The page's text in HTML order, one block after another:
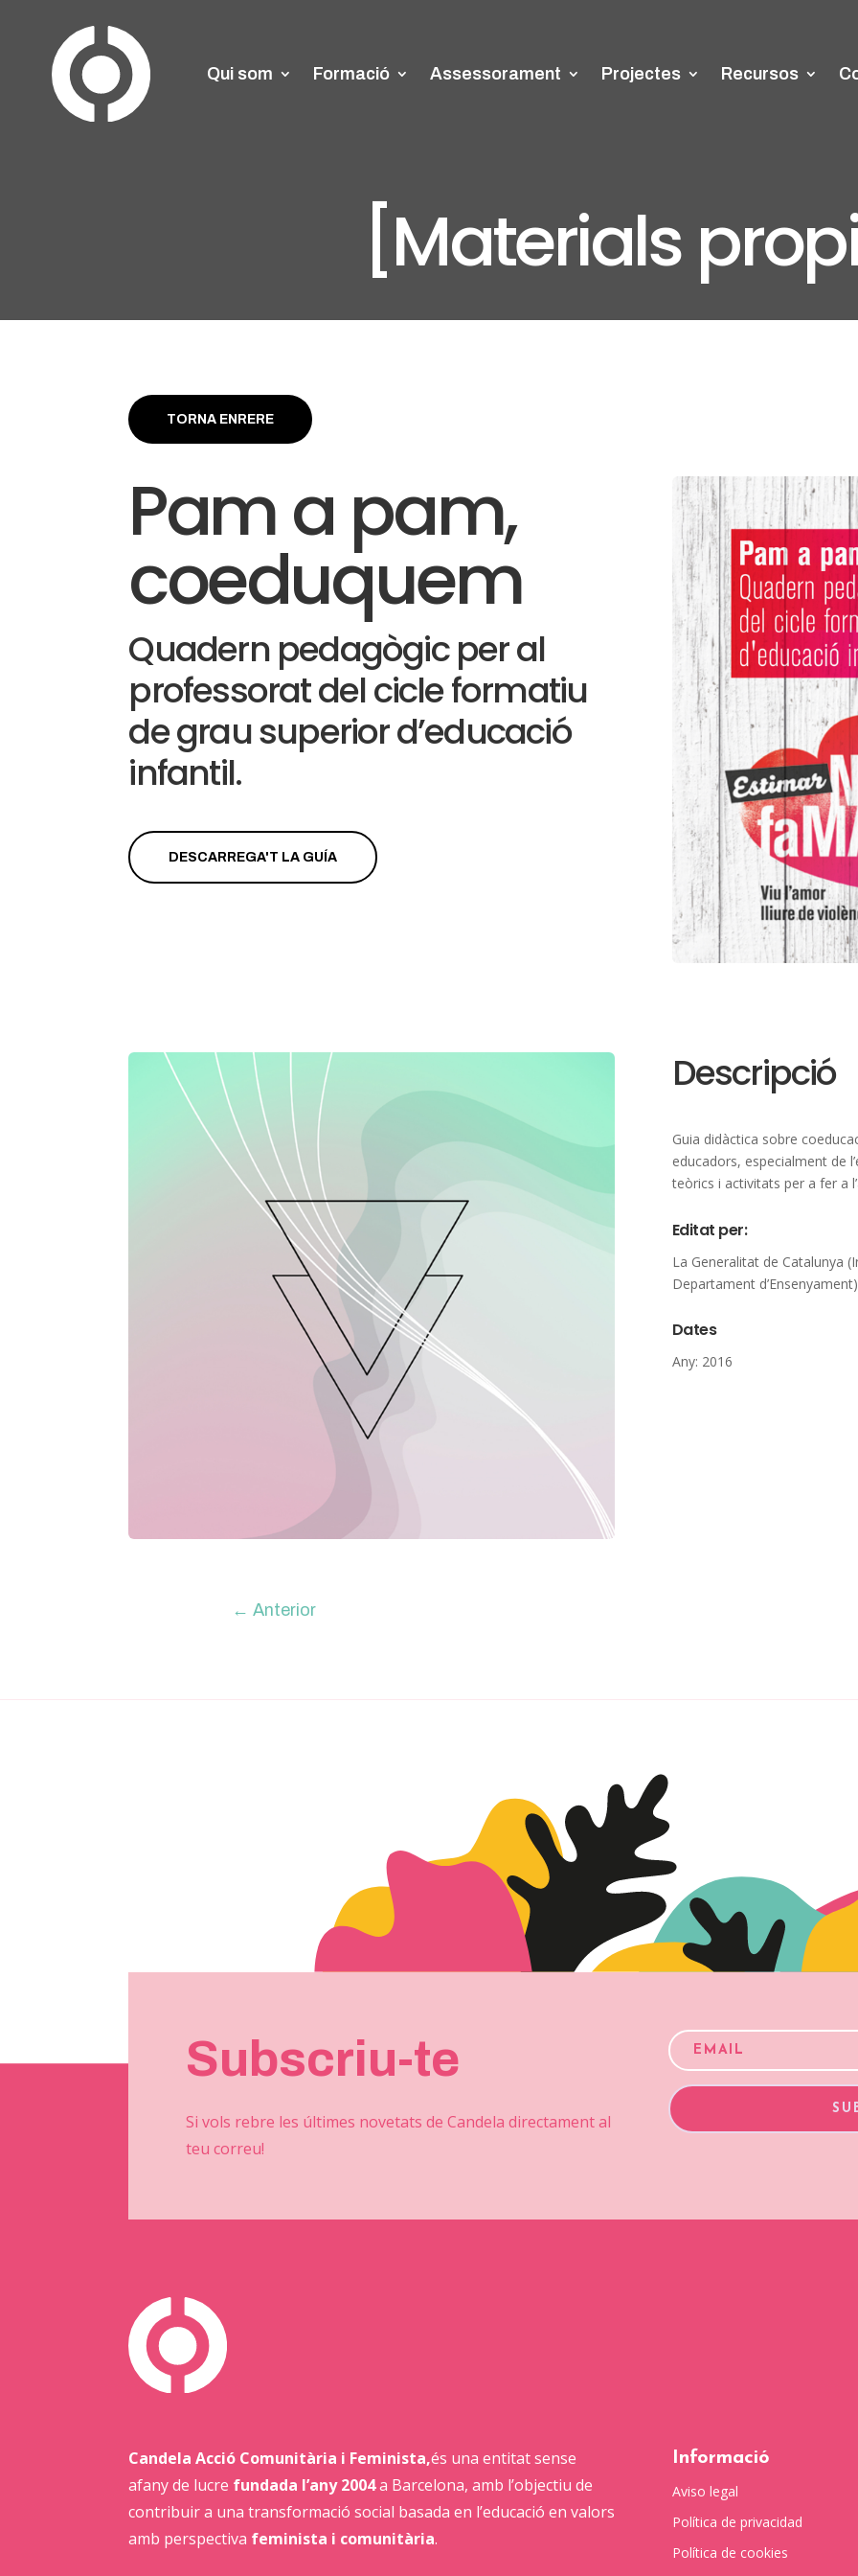
Qui som Formació Assessorament Projectes Recursos
[Materials
TORNA ENRERE
Pam a pam,
coeduquem
Quadern pedagògic per al
professorat del cicle formatiu
de grau superior d’educació
infantil.
DESCARREGA'T LA GUÍA
Descripció
Guia didàctica sobre
educadors, especialment de
teòrics i activitats per a fer a
Editat per:
La Generalitat de Catalunya
Departament d’Ensenyament)
Dates
Any: 2016
← Anterior
Subscriu-te
Si vols rebre les últimes novetats de Candela directament al
teu correu!
Candela Acció Comunitària i Feminista,és una entitat sense
afany de lucre fundada l’any 2004a Barcelona, amb l’objectiu de
contribuir a una transformació social basada en l’educació en valors
amb perspectiva feminista i comunitària.
Informació
Aviso legal
Política de privacidad
Política de cookies